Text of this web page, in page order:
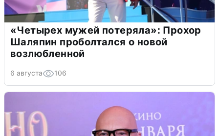
«Четырех мужей потеряла»: Прохор
Шаляпин проболтался о новой
возлюбленной
6 августа 106